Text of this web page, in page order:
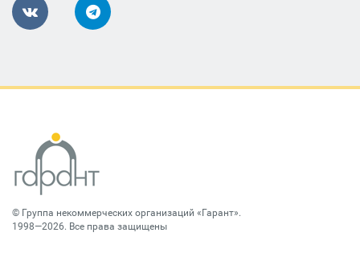
© Группа некоммерческих организаций «Гарант».
1998—2026. Все права защищены